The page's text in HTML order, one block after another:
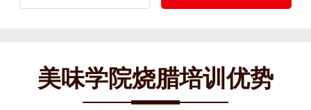
美味学院烧腊培训优势